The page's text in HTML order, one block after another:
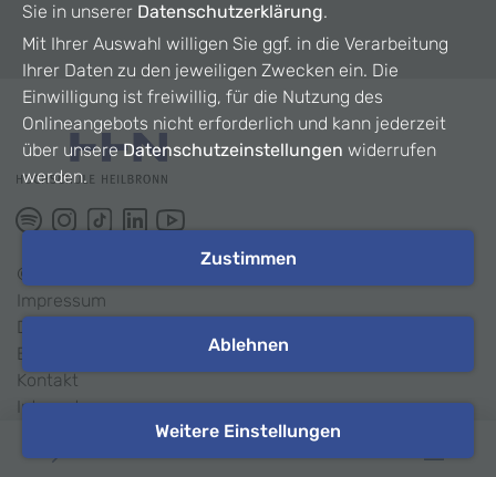
©
Impressum
Datenschutz
Barrierefreiheit
Kontakt
Intranet
Sie in unserer Datenschutzerklärung.
Mit Ihrer Auswahl willigen Sie ggf. in die Verarbeitung
Ihrer Daten zu den jeweiligen Zwecken ein. Die
Einwilligung ist freiwillig, für die Nutzung des
Onlineangebots nicht erforderlich und kann jederzeit
über unsereDatenschutzeinstellungen widerrufen
werden.
Zustimmen
Ablehnen
Weitere Einstellungen